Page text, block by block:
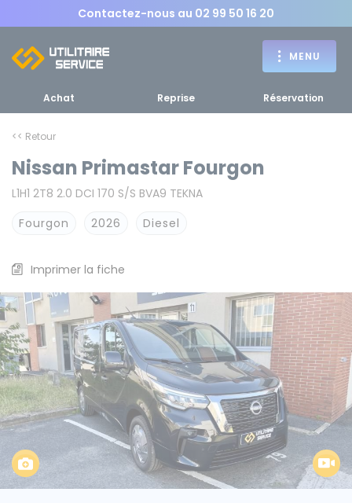
Contactez-nous au 02 99 50 16 20
MENU
MENU
Achat
d'un utilitaire
Fourgons Camionnettes
Bennes, plateaux
spécifiques
Caisses grands volumes Frigorifiques
RETOUR MENU
Achat Reprise Réservation
<< Retour
Nissan Primastar Fourgon
L1H1 2T8 2.0 DCI 170 S/S BVA9 TEKNA
Fourgon
2026 Diesel
Imprimer la fiche